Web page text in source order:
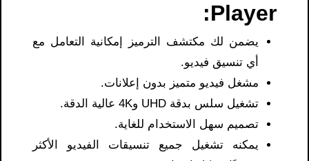
Player:
يضمن لك مكتشف الترميز إمكانية التعامل مع
أي تنسيق فيديو.
مشغل فيديو متميز بدون إعلانات.
تشغيل سلس بدقة UHD و4K عالية الدقة.
تصميم سهل الاستخدام للغاية.
يمكنه تشغيل جميع تنسيقات الفيديو الأكثر